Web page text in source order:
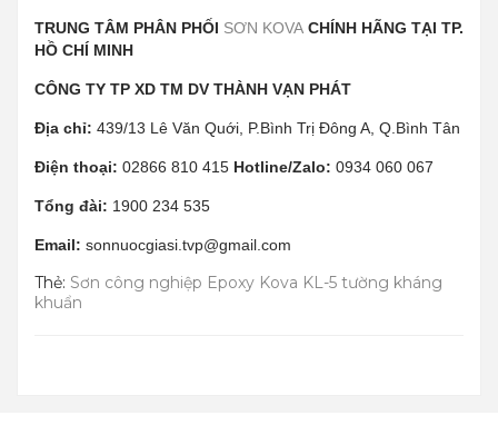
TRUNG TÂM PHÂN PHỐI SƠN KOVA CHÍNH HÃNG TẠI TP.
HỒ CHÍ MINH
CÔNG TY TP XD TM DV THÀNH VẠN PHÁT
Địa chỉ: 439/13 Lê Văn Quới, P.Bình Trị Đông A, Q.Bình Tân
Điện thoại: 02866 810 415 Hotline/Zalo: 0934 060 067
Tổng đài: 1900 234 535
Email: sonnuocgiasi.tvp@gmail.com
Thẻ: Sơn công nghiệp Epoxy Kova KL-5 tường kháng
khuẩn